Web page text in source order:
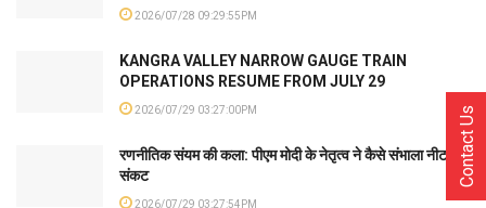
2026/07/28 09:29:55PM
KANGRA VALLEY NARROW GAUGE TRAIN
OPERATIONS RESUME FROM JULY 29
2026/07/29 03:27:00PM
रणनीतिक संयम की कला: पीएम मोदी के नेतृत्व ने कैसे संभाला नीट
संकट
2026/07/29 03:27:54PM
Contact Us